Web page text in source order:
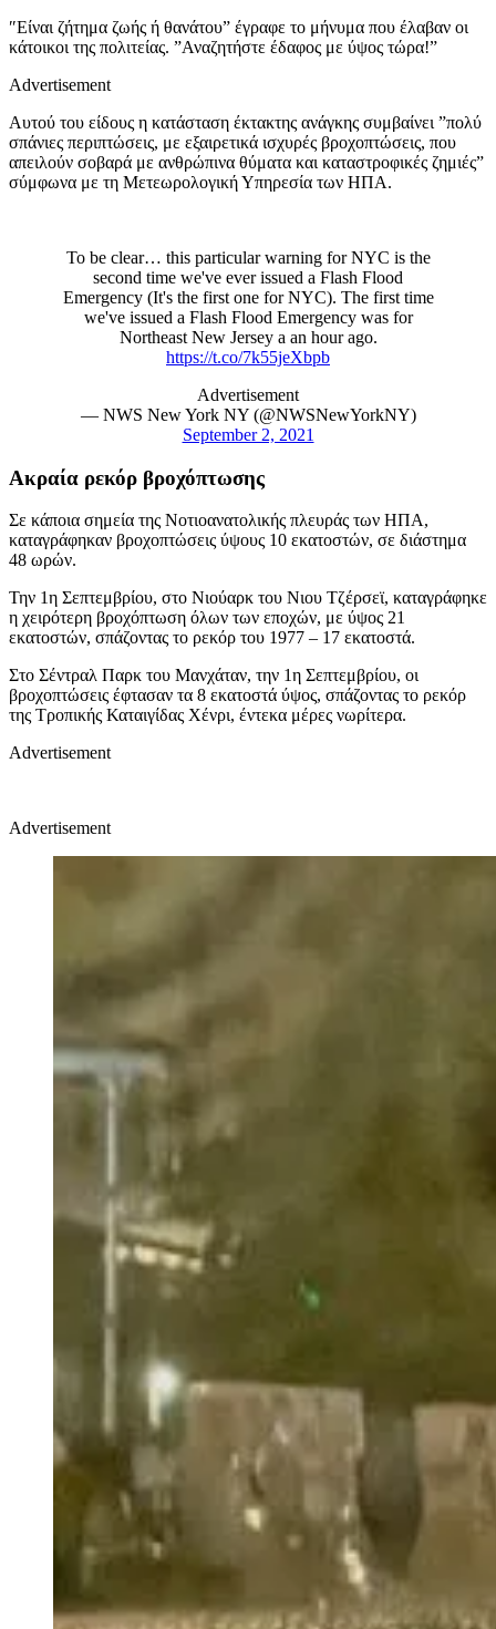
″Είναι ζήτημα ζωής ή θανάτου” έγραφε το μήνυμα που έλαβαν οι
κάτοικοι της πολιτείας. ”Αναζητήστε έδαφος με ύψος τώρα!”
Advertisement
Αυτού του είδους η κατάσταση έκτακτης ανάγκης συμβαίνει ”πολύ
σπάνιες περιπτώσεις, με εξαιρετικά ισχυρές βροχοπτώσεις, που
απειλούν σοβαρά με ανθρώπινα θύματα και καταστροφικές ζημιές”
σύμφωνα με τη Μετεωρολογική Υπηρεσία των ΗΠΑ.
To be clear… this particular warning for NYC is the
second time we've ever issued a Flash Flood
Emergency (It's the first one for NYC). The first time
we've issued a Flash Flood Emergency was for
Northeast New Jersey a an hour ago.
https://t.co/7k55jeXbpb
Advertisement
— NWS New York NY (@NWSNewYorkNY)
September 2, 2021
Ακραία ρεκόρ βροχόπτωσης
Σε κάποια σημεία της Νοτιοανατολικής πλευράς των ΗΠΑ,
καταγράφηκαν βροχοπτώσεις ύψους 10 εκατοστών, σε διάστημα
48 ωρών.
Την 1η Σεπτεμβρίου, στο Νιούαρκ του Νιου Τζέρσεϊ, καταγράφηκε
η χειρότερη βροχόπτωση όλων των εποχών, με ύψος 21
εκατοστών, σπάζοντας το ρεκόρ του 1977 – 17 εκατοστά.
Στο Σέντραλ Παρκ του Μανχάταν, την 1η Σεπτεμβρίου, οι
βροχοπτώσεις έφτασαν τα 8 εκατοστά ύψος, σπάζοντας το ρεκόρ
της Τροπικής Καταιγίδας Χένρι, έντεκα μέρες νωρίτερα.
Advertisement
Advertisement